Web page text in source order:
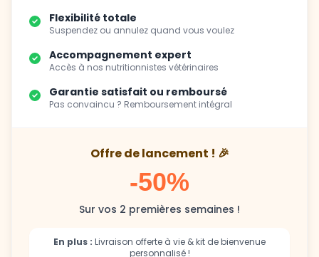
Flexibilité totale
Suspendez ou annulez quand vous voulez
Accompagnement expert
Accès à nos nutritionnistes vétérinaires
Garantie satisfait ou remboursé
Pas convaincu ? Remboursement intégral
Offre de lancement ! 🎉
-50%
Sur vos 2 premières semaines !
En plus : Livraison offerte à vie & kit de bienvenue
personnalisé !